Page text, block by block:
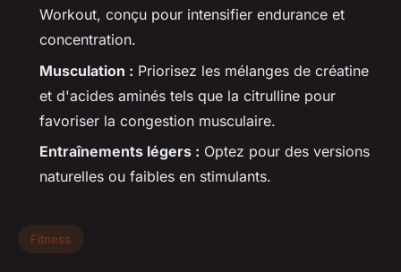
Workout, conçu pour intensifier endurance et
concentration.
Musculation : Priorisez les mélanges de créatine
et d'acides aminés tels que la citrulline pour
favoriser la congestion musculaire.
Entraînements légers : Optez pour des versions
naturelles ou faibles en stimulants.
Fitness